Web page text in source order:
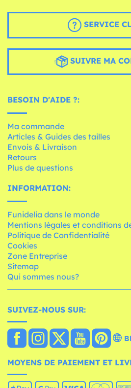
SERVICE
SUIVRE MA
BESOIN D'AIDE ?:
Ma commande
Articles & Guides des tailles
Envois & Livraison
Retours
Plus de questions
INFORMATION:
Funidelia dans le monde
Mentions légales et conditions
Politique de Confidentialité
Cookies
Zone Entreprise
Sitemap
Qui sommes nous?
SUIVEZ-NOUS SUR:
MOYENS DE PAIEMENT ET